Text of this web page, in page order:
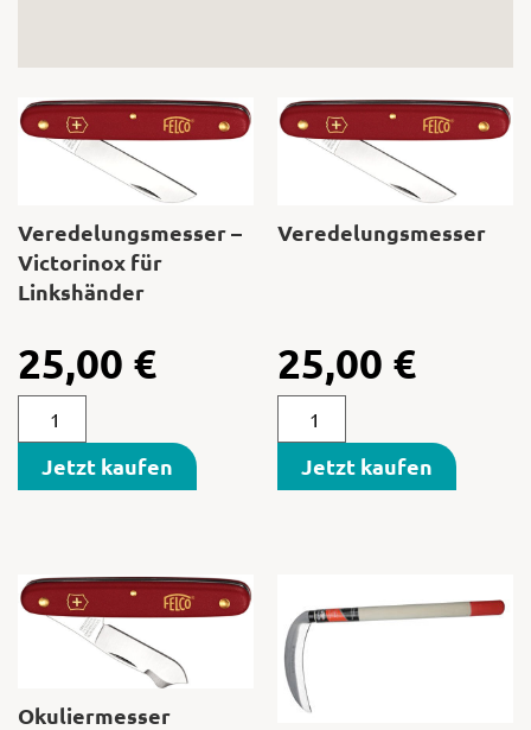
Veredelungsmesser –
Victorinox für
Linkshänder
25,00 €
Jetzt kaufen
Veredelungsmesser
25,00 €
Jetzt kaufen
Okuliermesser